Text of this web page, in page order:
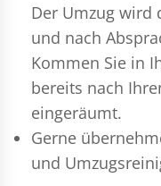
Der Umzug wird
und nach
Kommen Sie in
bereits nach
eingeräumt.
Gerne
und